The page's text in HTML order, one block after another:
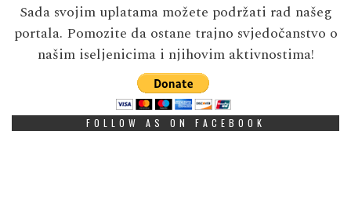
Sada svojim uplatama možete podržati rad našeg
portala. Pomozite da ostane trajno svjedočanstvo o
našim iseljenicima i njihovim aktivnostima!
FOLLOW AS ON FACEBOOK